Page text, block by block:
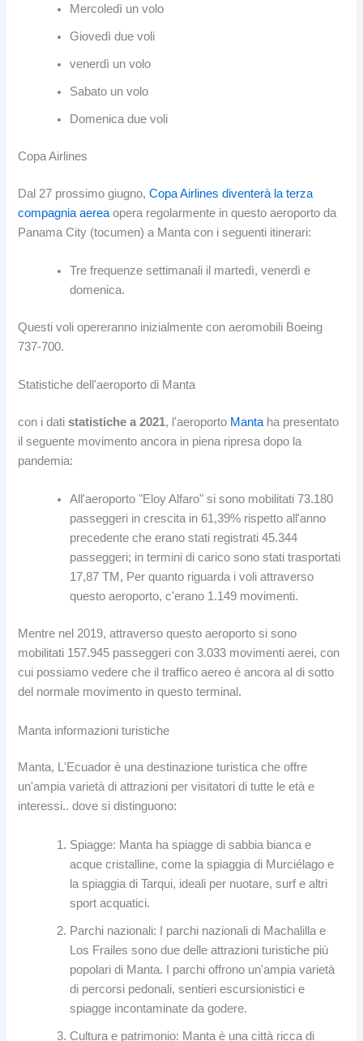
Mercoledì un volo
Giovedì due voli
venerdì un volo
Sabato un volo
Domenica due voli
Copa Airlines
Dal 27 prossimo giugno,Copa Airlines diventerà la terza
compagnia aerea opera regolarmente in questo aeroporto da
Panama City (tocumen) a Manta con i seguenti itinerari:
Tre frequenze settimanali il martedì, venerdì e
domenica.
Questi voli opereranno inizialmente con aeromobili Boeing
737-700.
Statistiche dell'aeroporto di Manta
con i datistatistiche a 2021, l'aeroporto Manta ha presentato
il seguente movimento ancora in piena ripresa dopo la
pandemia:
All'aeroporto "Eloy Alfaro" si sono mobilitati 73.180
passeggeri in crescita in 61,39% rispetto all'anno
precedente che erano stati registrati 45.344
passeggeri; in termini di carico sono stati trasportati
17,87 TM, Per quanto riguarda i voli attraverso
questo aeroporto, c'erano 1.149 movimenti.
Mentre nel 2019, attraverso questo aeroporto si sono
mobilitati 157.945 passeggeri con 3.033 movimenti aerei, con
cui possiamo vedere che il traffico aereo è ancora al di sotto
del normale movimento in questo terminal.
Manta informazioni turistiche
Manta, L'Ecuador è una destinazione turistica che offre
un'ampia varietà di attrazioni per visitatori di tutte le età e
interessi.. dove si distinguono:
Spiagge: Manta ha spiagge di sabbia bianca e
acque cristalline, come la spiaggia di Murciélago e
la spiaggia di Tarqui, ideali per nuotare, surf e altri
sport acquatici.
Parchi nazionali: I parchi nazionali di Machalilla e
Los Frailes sono due delle attrazioni turistiche più
popolari di Manta. I parchi offrono un'ampia varietà
di percorsi pedonali, sentieri escursionistici e
spiagge incontaminate da godere.
Cultura e patrimonio: Manta è una città ricca di